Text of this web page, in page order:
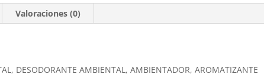
Valoraciones (0)
DESODORANTE AMBIENTAL, AMBIENTADOR, AROMATIZANTE